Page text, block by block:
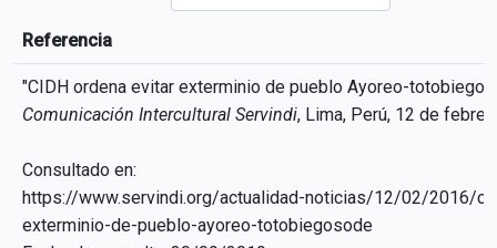
Referencia
Referencia
"CIDH ordena evitar exterminio de pueblo Ayoreo-
Comunicación Intercultural Servindi, Lima, Perú, 12 de
Consultado en:
https://www.servindi.org/actualidad-noticias/12/02/2016/
exterminio-de-pueblo-ayoreo-totobiegosode